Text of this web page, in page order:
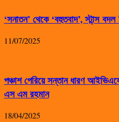
‘সনাতন’ থেকে ‘বহুতবাদ’, স্টান্স
11/07/2025
পঞ্চাশ পেরিয়ে সন্তান ধারণ
এস এম রহমান
18/04/2025